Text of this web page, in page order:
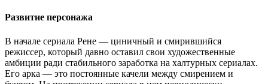
Развитие персонажа
В начале сериала Рене — циничный и смирившийся
режиссер, который давно оставил свои художественные
амбиции ради стабильного заработка на халтурных сериалах.
Его арка — это постоянные качели между смирением и